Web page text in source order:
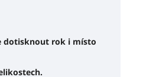
dotisknout rok i místo